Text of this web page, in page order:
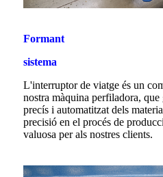
Formant
sistema
L'interruptor de viatge és un
nostra màquina perfiladora,
precís i automatitzat dels
precisió en el procés de
valuosa per als nostres clients.